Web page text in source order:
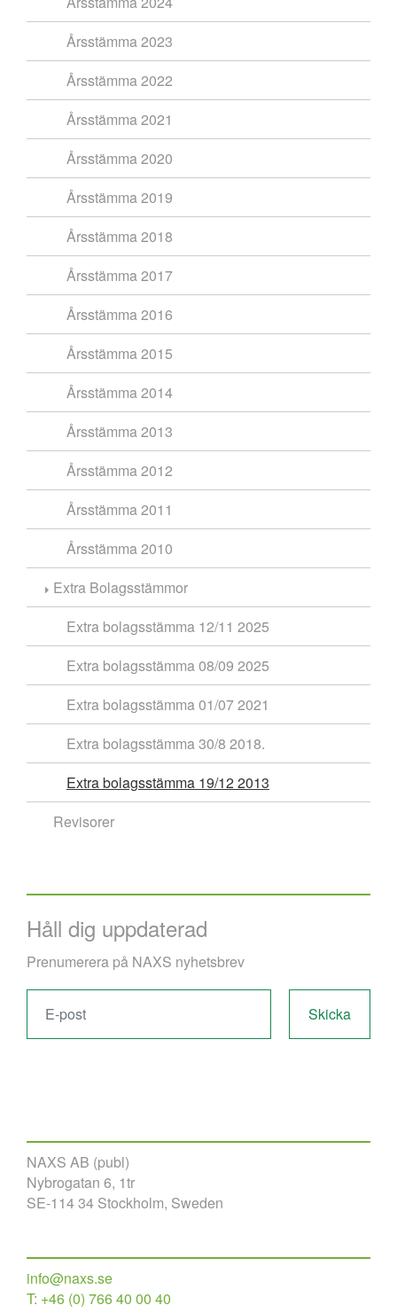
Årsstämma 2023
Årsstämma 2022
Årsstämma 2021
Årsstämma 2020
Årsstämma 2019
Årsstämma 2018
Årsstämma 2017
Årsstämma 2016
Årsstämma 2015
Årsstämma 2014
Årsstämma 2013
Årsstämma 2012
Årsstämma 2011
Årsstämma 2010
Extra Bolagsstämmor
Extra bolagsstämma 12/11 2025
Extra bolagsstämma 08/09 2025
Extra bolagsstämma 01/07 2021
Extra bolagsstämma 30/8 2018.
Extra bolagsstämma 19/12 2013
Revisorer
Håll dig uppdaterad
Prenumerera på NAXS nyhetsbrev
NAXS AB (publ)
Nybrogatan 6, 1tr
SE-114 34 Stockholm, Sweden
info@naxs.se
T: +46 (0) 766 40 00 40